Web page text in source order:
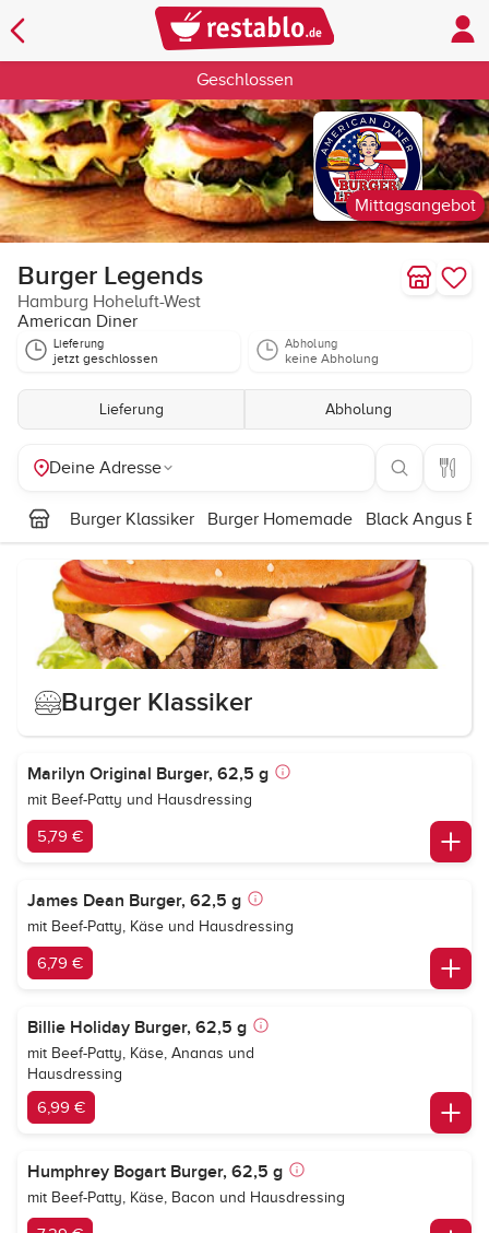
Geschlossen
Mittagsangebot
Burger Legends
Hamburg Hoheluft-West
American Diner
Lieferung
jetzt geschlossen
Abholung
keine Abholung
Lieferung Abholung
Deine Adresse
Burger Klassiker Burger Homemade Black Angus
Burger Klassiker
Marilyn Original Burger, 62,5 g
mit Beef-Patty und Hausdressing
5,79 €
James Dean Burger, 62,5 g
mit Beef-Patty, Käse und Hausdressing
6,79 €
Billie Holiday Burger, 62,5 g
mit Beef-Patty, Käse, Ananas und
Hausdressing
6,99 €
Humphrey Bogart Burger, 62,5 g
mit Beef-Patty, Käse, Bacon und Hausdressing